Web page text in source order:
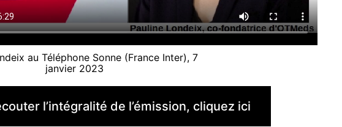
au Téléphone Sonne (France Inter), 7
janvier 2023
l’intégralité de l’émission, cliquez ici